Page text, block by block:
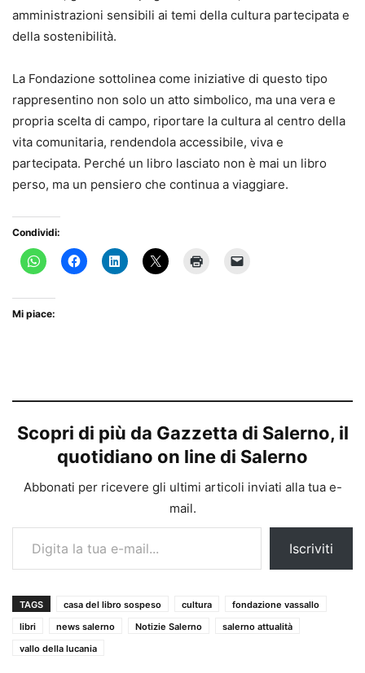
amministrazioni sensibili ai temi della cultura partecipata e
della sostenibilità.
La Fondazione sottolinea come iniziative di questo tipo
rappresentino non solo un atto simbolico, ma una vera e
propria scelta di campo, riportare la cultura al centro della
vita comunitaria, rendendola accessibile, viva e
partecipata. Perché un libro lasciato non è mai un libro
perso, ma un pensiero che continua a viaggiare.
Condividi:
Mi piace:
Scopri di più da Gazzetta di Salerno, il
quotidiano on line di Salerno
Abbonati per ricevere gli ultimi articoli inviati alla tua e-
mail.
Digita la tua e-mail...
Iscriviti
TAGS casa del libro sospeso cultura
fondazione vassallo
libri
news salerno Notizie Salerno
salerno attualità
vallo della lucania